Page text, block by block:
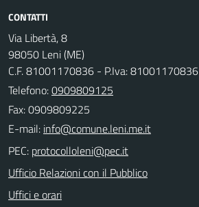
CONTATTI
Via Libertà, 8
98050 Leni (ME)
C.F. 81001170836 - P.Iva: 81001170836
Telefono:0909809125
Fax: 0909809225
E-mail:
PEC:
Ufficio Relazioni con il Pubblico
Uffici e orari